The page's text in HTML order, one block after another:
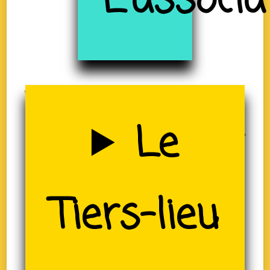
Uzerche
(19)
Le
Tiers-lieu